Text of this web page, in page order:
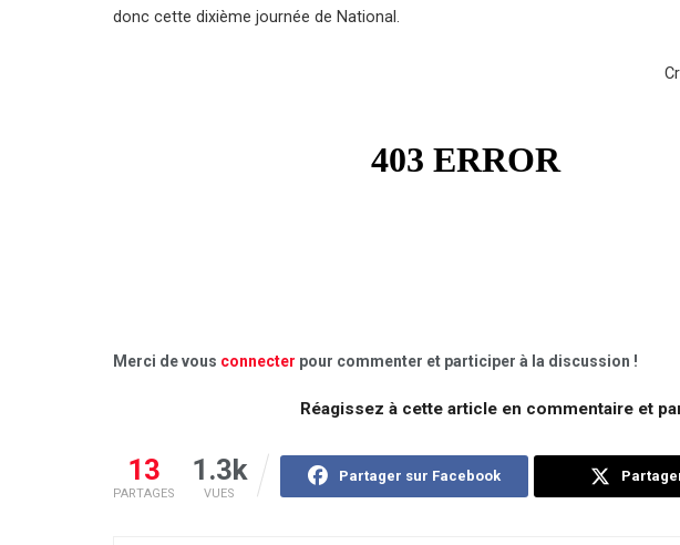
donc cette dixième journée de National.
Merci de vous connecter pour commenter et participer à la discussion !
Réagissez à cette article en commentaire et
13
PARTAGES
1.3k
VUES
Partager sur Facebook